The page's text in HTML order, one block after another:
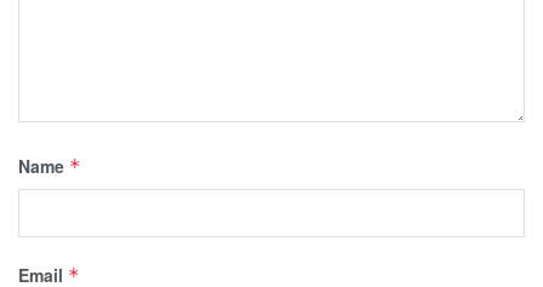
Name *
Email *